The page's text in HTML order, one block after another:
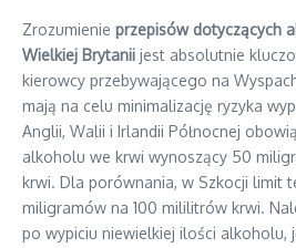
Zrozumienie przepisów dotyczących
Wielkiej Brytanii jest absolutnie
kierowcy przebywającego na
mają na celu minimalizację ryzyka
Anglii, Walii i Irlandii Północnej
alkoholu we krwi wynoszący 50
krwi. Dla porównania, w Szkocji limit
miligramów na 100 mililitrów krwi.
po wypiciu niewielkiej ilości alkoholu,